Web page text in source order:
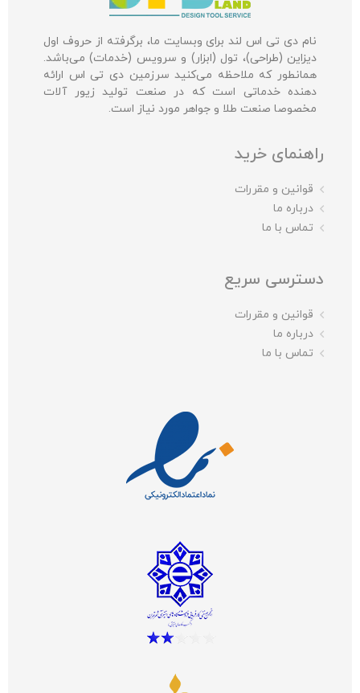
نام دی تی اس لند برای وبسایت ما، برگرفته از حروف اول
دیزاین (طراحی)، تول (ابزار) و سرویس (خدمات) می‌باشد.
همانطور که ملاحظه می‌کنید سرزمین دی تی اس ارائه
دهنده خدماتی است که در صنعت تولید زیور آلات
مخصوصا صنعت طلا و جواهر مورد نیاز است.
راهنمای خرید
قوانین و مقررات
درباره ما
تماس با ما
دسترسی سریع
قوانین و مقررات
درباره ما
تماس با ما